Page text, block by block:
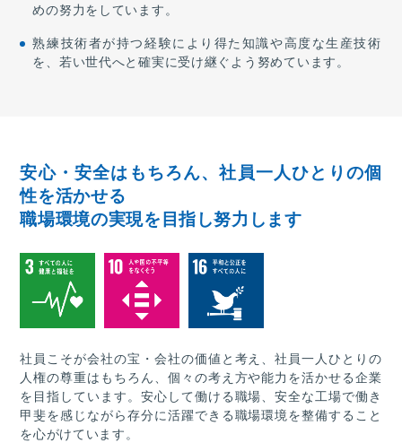
めの努力をしています。
熟練技術者が持つ経験により得た知識や高度な生産技術
を、若い世代へと確実に受け継ぐよう努めています。
安心・安全はもちろん、社員一人ひとりの個
性を活かせる
職場環境の実現を目指し努力します
社員こそが会社の宝・会社の価値と考え、社員一人ひとりの
人権の尊重はもちろん、個々の考え方や能力を活かせる企業
を目指しています。安心して働ける職場、安全な工場で働き
甲斐を感じながら存分に活躍できる職場環境を整備すること
を心がけています。